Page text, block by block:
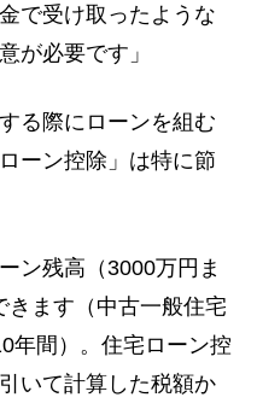
で受け取ったような
が必要です」
る際にローンを組む
ーン控除」は特に節
ン残高（3000万円ま
きます（中古一般住宅
年間）。住宅ローン控
いて計算した税額か